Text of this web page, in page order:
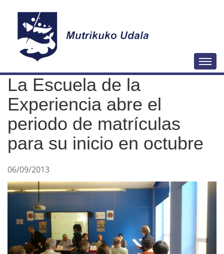
a
La Escuela de la
Experiencia abre el
periodo de matrículas
para su inicio en octubre
06/09/2013